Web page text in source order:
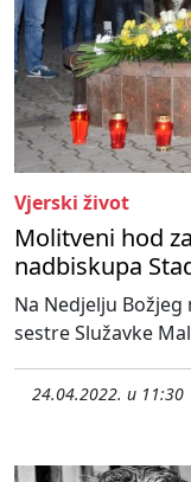
Vjerski život
Molitveni hod
nadbiskupa
Na Nedjelju
sestre Služavke
24.04.2022. u 11:30